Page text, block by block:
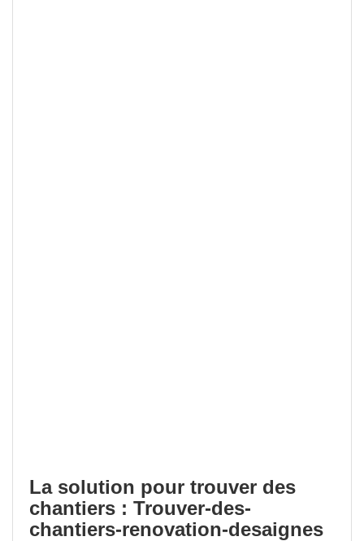
La solution pour trouver des
chantiers : Trouver-des-
chantiers-renovation-desaignes